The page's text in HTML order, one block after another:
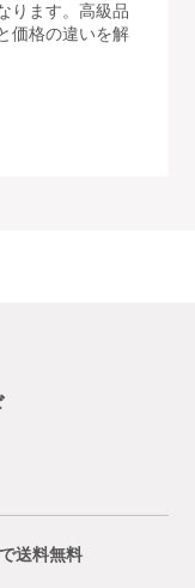
ります。高級品
価格の違いを解
送料無料